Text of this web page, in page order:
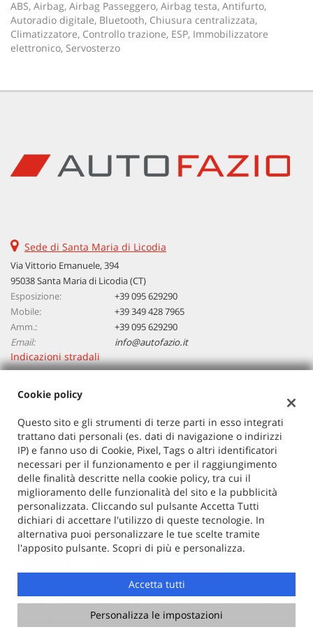
ABS, Airbag, Airbag Passeggero, Airbag testa, Antifurto,
Autoradio digitale, Bluetooth, Chiusura centralizzata,
Climatizzatore, Controllo trazione, ESP, Immobilizzatore
elettronico, Servosterzo
Sede di Santa Maria di Licodia
Via Vittorio Emanuele, 394
95038 Santa Maria di Licodia (CT)
Esposizione:
+39 095 629290
Mobile:
+39 349 428 7965
Amm.:
+39 095 629290
Email:
info@autofazio.it
Indicazioni stradali
Autosalone Fazio Salvatore Srl
Via Vittorio Emanuele, 394, Santa Maria di Licodia (CT)
C.F/P.IVA:03729380877
Registro delle imprese:CT
Copyright © 2026 GestionaleAuto.com S.r.l., Tutti i diritti
riservati -Leggi l'informativa sulla privacy-Cookie Policy
GestionaleAuto.com
Cookie policy
Questo sito e gli strumenti di terze parti in esso integrati
trattano dati personali (es. dati di navigazione o indirizzi
IP) e fanno uso di Cookie, Pixel, Tags o altri identificatori
necessari per il funzionamento e per il raggiungimento
delle finalità descritte nella cookie policy, tra cui il
miglioramento delle funzionalità del sito e la pubblicità
personalizzata. Cliccando sul pulsante Accetta Tutti
dichiari di accettare l'utilizzo di queste tecnologie. In
alternativa puoi personalizzare le tue scelte tramite
l'apposito pulsante. Scopri di più e personalizza.
Accetta tutti
Personalizza le impostazioni